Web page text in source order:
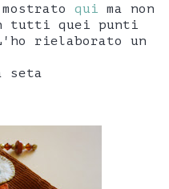
qui
ma non
tutti quei punti
rielaborato un
seta